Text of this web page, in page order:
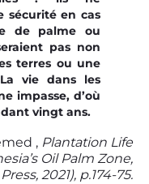
sécurité en cas
de palme ou
pas non
terres ou une
vie dans les
impasse, d’où
vingt ans.
, Plantation Life
Oil Palm Zone,
2021), p.174-75.